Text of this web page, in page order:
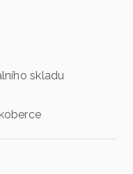
skladu